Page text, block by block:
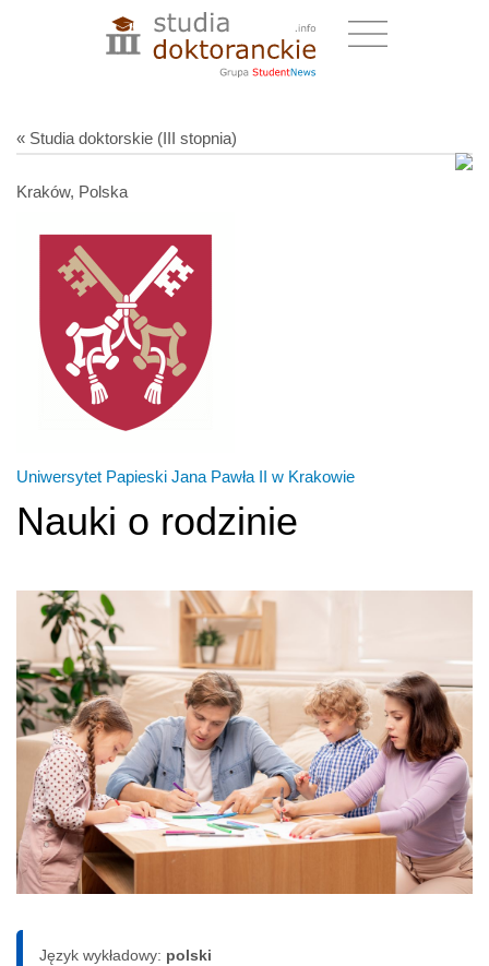
« Studia doktorskie (III stopnia)
Kraków, Polska
Uniwersytet Papieski Jana Pawła II w Krakowie
Nauki o rodzinie
Język wykładowy: polski